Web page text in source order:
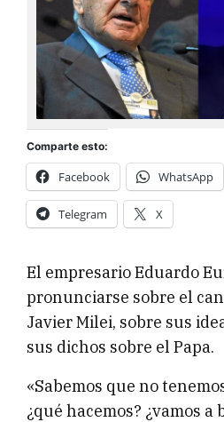
Comparte esto:
Facebook WhatsApp
Telegram X
El empresario Eduardo
pronunciarse sobre el
Javier Milei, sobre sus
sus dichos sobre el Papa.
«Sabemos que no
¿qué hacemos? ¿vamos a